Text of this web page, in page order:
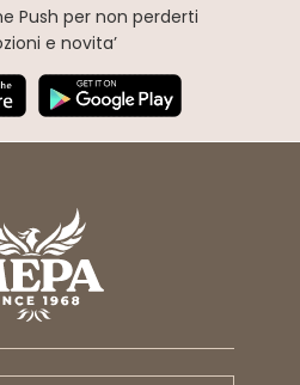
Push per non perderti
e novita’